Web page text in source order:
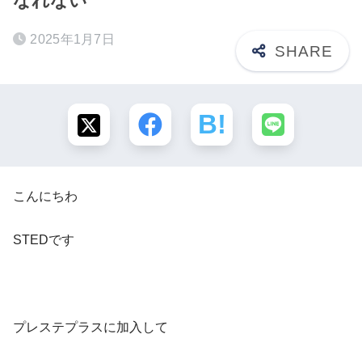
2025年1月7日
こんにちわ
STEDです
プレステプラスに加入して